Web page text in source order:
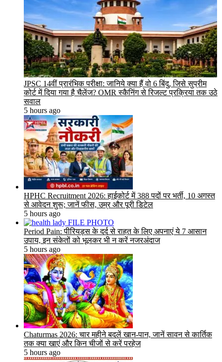
JPSC 14वीं प्रारंभिक परीक्षा: जानिये क्या हैं वो 6 बिंदु, जिसे सुप्रीम
कोर्ट में दिया गया है चैलेंज? OMR स्कैनिंग से रिजल्ट प्रक्रिया तक उठे
सवाल
5 hours ago
HPHC Recruitment 2026: हाईकोर्ट में 388 पदों पर भर्ती, 10 अगस्त
से आवेदन शुरू; जानें फीस, उम्र और पूरी डिटेल
5 hours ago
Period Pain: पीरियड्स के दर्द से राहत के लिए अपनाएं ये 7 आसान
उपाय, इन संकेतों को भूलकर भी न करें नजरअंदाज
5 hours ago
Chaturmas 2026: चार महीने बदलें खान-पान, जानें सावन से कार्तिक
तक क्या खाएं और किन चीजों से करें परहेज
5 hours ago